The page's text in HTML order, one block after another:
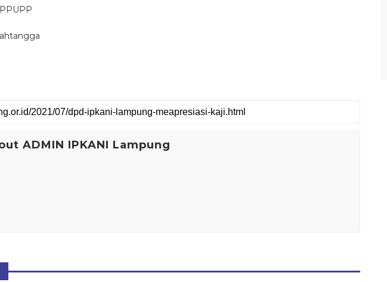
ADMIN IPKANI Lampung